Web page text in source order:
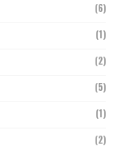
(6)
(1)
(2)
(5)
(1)
(2)